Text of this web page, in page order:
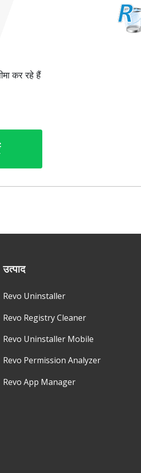
कर रहे हैं
उत्पाद
Revo Uninstaller
Revo Registry Cleaner
Revo Uninstaller Mobile
Revo Permission Analyzer
Revo App Manager